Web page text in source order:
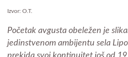
Izvor: O.T.
Početak avgusta obeležen je
jedinstvenom ambijentu sela